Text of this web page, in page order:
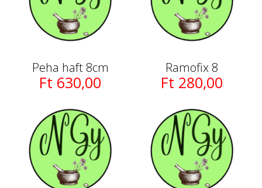
Peha haft 8cm
Ft 630,00
Ramofix 8
Ft 280,00